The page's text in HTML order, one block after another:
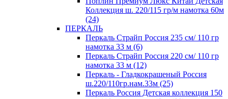
Коллекция ш. 220/115 гр/м намотка 60м
(24)
ПЕРКАЛЬ
Перкаль Страйп Россия 235 см/ 110 гр
намотка 33 м (6)
Перкаль Страйп Россия 220 см/ 110 гр
намотка 33 м (12)
Перкаль - Гладкокрашеный Россия
ш.220/110гр.нам.33м (25)
Перкаль Россия Детская коллекция 150